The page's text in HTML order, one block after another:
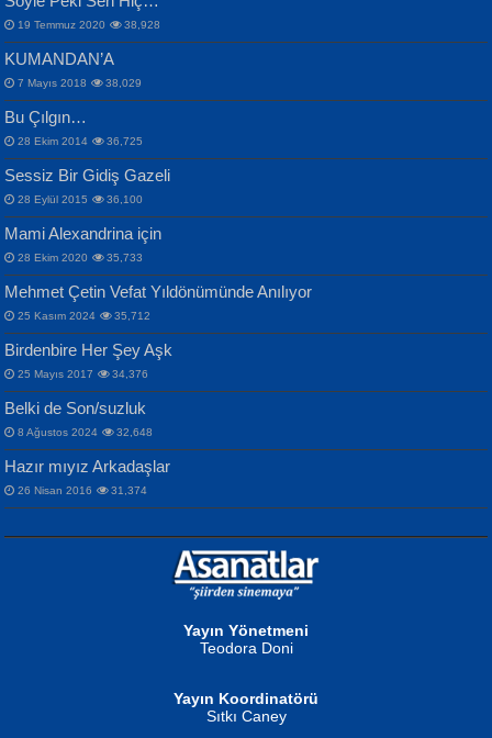
İPEK ACAR SERT
Gazze’nin Şecaati, Ümmetin İmtihanı...
MAHMUT GÜRBÜZ
İbrahim Olmak ve Bitirebilmek...
NURAN KÖSE BAYDAR
Selahattin Yıldız
İdrakimle Üşürken...
Songül Özel
Mahzen...
Ben Deniz Değilim ki...
ERDEM BAYAZIT
Sana, Bana, Vatanıma, Ülkemin
İnsanlarına Dair...
NAZIM HİKMET RAN
Bir Cezaevinde, Tecritteki Adamın
Mektupları...
19 Temmuz 2020 38,928
KUMANDAN’A
7 Mayıs 2018 38,029
Bu Çılgın…
28 Ekim 2014 36,725
Sessiz Bir Gidiş Gazeli
28 Eylül 2015 36,100
Mami Alexandrina için
28 Ekim 2020 35,733
Mehmet Çetin Vefat Yıldönümünde Anılıyor
25 Kasım 2024 35,712
Birdenbire Her Şey Aşk
25 Mayıs 2017 34,376
Belki de Son/suzluk
8 Ağustos 2024 32,648
Hazır mıyız Arkadaşlar
26 Nisan 2016 31,374
Yayın Yönetmeni
Teodora Doni
Yayın Koordinatörü
Sıtkı Caney